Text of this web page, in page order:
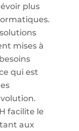
plus
mises à
qui est
facilite le
aux